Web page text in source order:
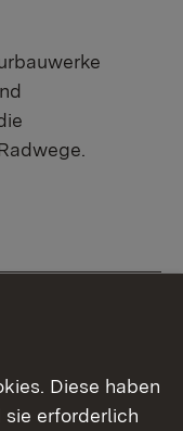
Diese haben
sie erforderlich